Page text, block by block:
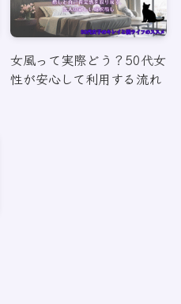
女風って実際どう？50代女
性が安心して利用する流れ